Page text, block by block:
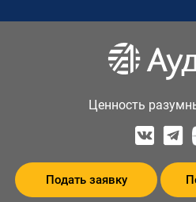
Ценность
Подать заявку